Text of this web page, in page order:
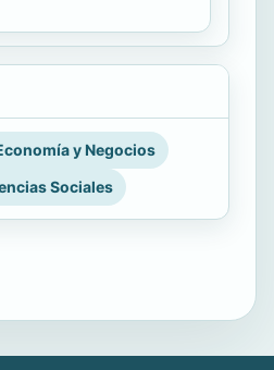
y Negocios
Sociales